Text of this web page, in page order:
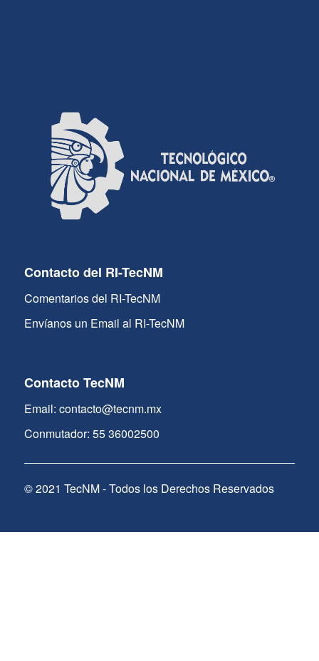
Contacto del RI-TecNM
Comentarios del RI-TecNM
Envíanos un Email al RI-TecNM
Contacto TecNM
Email: contacto@tecnm.mx
Conmutador: 55 36002500
© 2021 TecNM - Todos los Derechos Reservados